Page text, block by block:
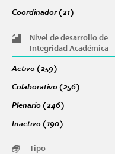
Coordinador (21) Apply
Nivel de desarrollo de
Integridad Académica
Activo (259)
Colaborativo (256)
Plenario (246)
Inactivo (190)
Tipo